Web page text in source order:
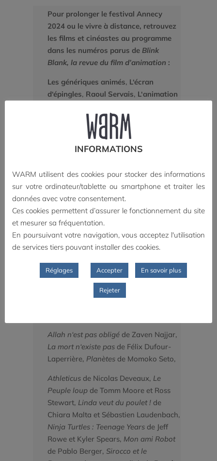
Pour prolonger le festival Annecy
2024 ou le vivre à distance, retrouvez
les films et cinéastes au programme
dans les numéros parus deBlink
Blank, la revue du film d’animation :
Les génériques animés, L‘écran
d‘épingles, Raoul Servais, L‘animation
comptabilité des joursde Regina
Marchands de glace
Percebes
Ramires et Laura Gonçalves…),
Angelo dans la forêt mystérieusede
Vincent Paronnaud et Alexis Ducord,
Flowde Gints Zilbalodis,
Claude Barras,Slocum et moide Jean-
François Laguionie,
sultanad’Isabel Herguera,
A Bear Named Wojtek
Misérable Miracle
de Ryo Orikasa,
Papillonde Florence Miailhe,Retour à
de Daniel Gies,
Allah n‘est pas obligé de Zaven Najjar,
La mort n‘existe pas de Félix Dufour-
Laperrière, Planètes de Momoko Seto,
Athleticus de Nicolas Deveaux, Le
Peuple loup de Tomm Moore et Ross
Stewart, Linda veut du poulet ! de
Chiara Malta et Sébastien Laudenbach,
Ninja Turtles : Teenage Years de Jeff
Rowe et Kyler Spears, Mon ami Robot
de Pablo Berger,Sirocco et le
INFORMATIONS
WARM utilisent des cookies pour stocker des informations
sur votre ordinateur/tablette ou smartphone et traiter les
données avec votre consentement.
Ces cookies permettent d’assurer le fonctionnement du site
et mesurer sa fréquentation.
En poursuivant votre navigation, vous acceptez l'utilisation
de services tiers pouvant installer des cookies.
Réglages Accepter En savoir plus
Rejeter